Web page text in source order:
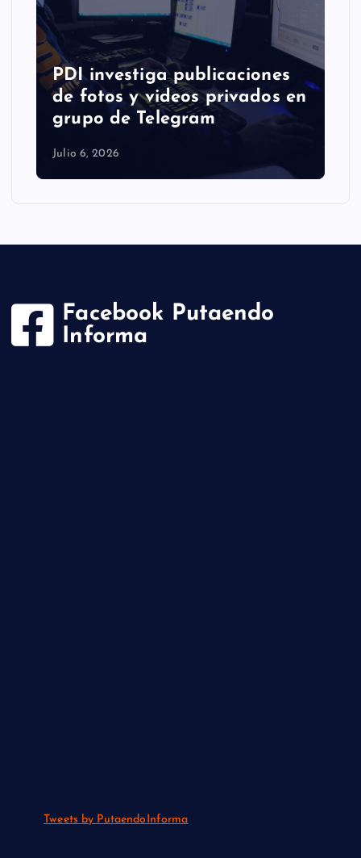
PDI investiga publicaciones
de fotos y videos privados en
grupo de Telegram
Julio 6, 2026
Facebook Putaendo
Informa
Tweets by PutaendoInforma